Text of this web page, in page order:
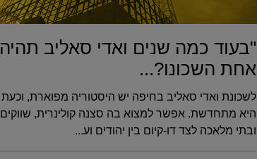
"בעוד כמה שנים ואדי סאליב תהיה
אחת השכונו?...
לשכונת ואדי סאליב בחיפה יש היסטוריה מפוארת, וכעת
היא מתחדשת. אפשר למצוא בה סצנה קולינרית, שווקים
ובתי מלאכה לצד דו-קיום בין יהודים וע...